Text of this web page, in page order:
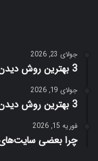
جولای 23, 2026
3 بهترین روش دیدن پیامهای حذف شده اینستاگرام سامسونگ
جولای 19, 2026
3 بهترین روش دیدن پیام های حذف شده اینستاگرام در ایفون
فوریه 15, 2026
چرا بعضی سایت‌های